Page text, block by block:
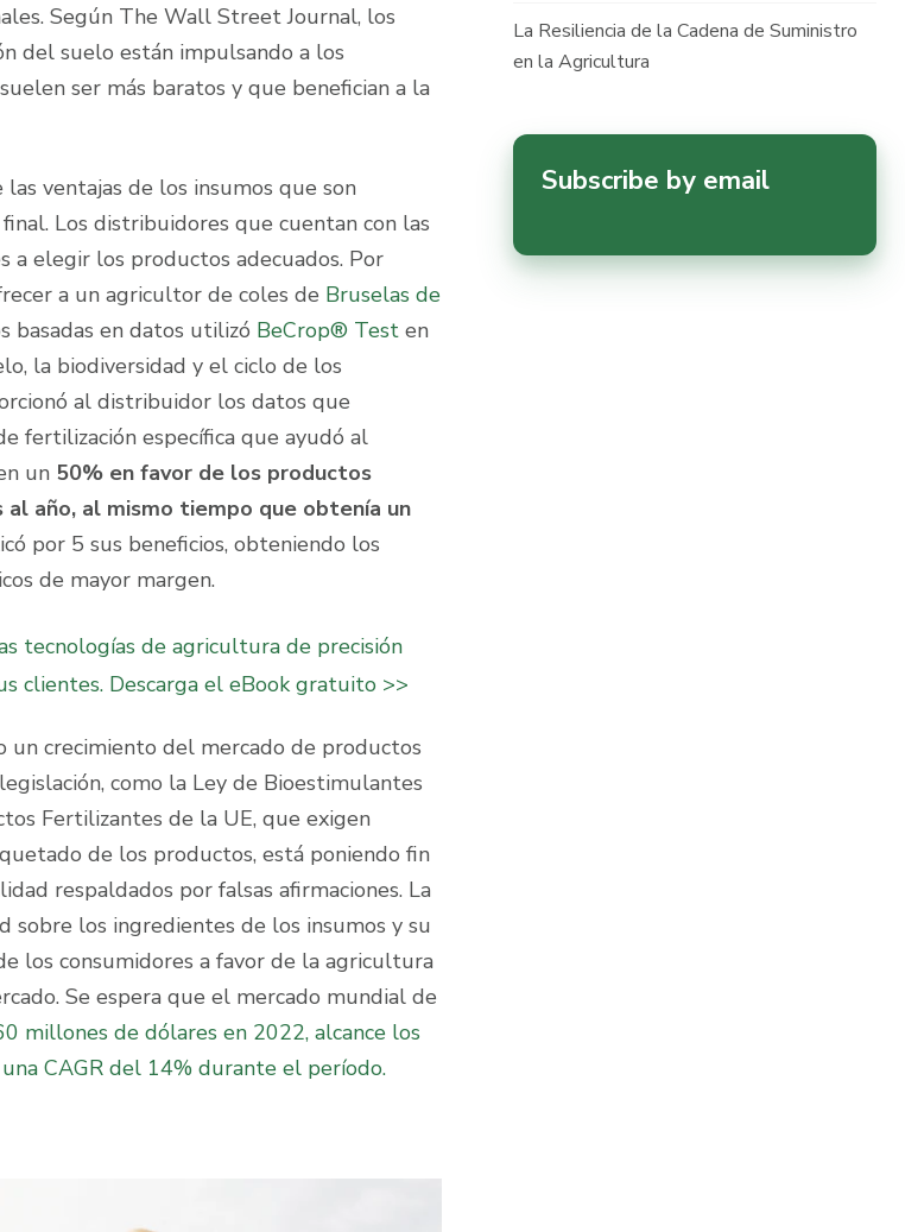
Según The Wall Street Journal, los
del suelo están impulsando a los
ser más baratos y que benefician a la
ventajas de los insumos que son
Los distribuidores que cuentan con las
a elegir los productos adecuados. Por
a un agricultor de coles de Bruselas de
basadas en datos utilizó BeCrop® Testen
la biodiversidad y el ciclo de los
al distribuidor los datos que
fertilización específica que ayudó al
un 50% en favor de los productos
año, al mismo tiempo que obtenía un
por 5 sus beneficios, obteniendo los
de mayor margen.
tecnologías de agricultura de precisión
clientes. Descarga el eBook gratuito >>
crecimiento del mercado de productos
como la Ley de Bioestimulantes
Fertilizantes de la UE, que exigen
de los productos, está poniendo fin
respaldados por falsas afirmaciones. La
sobre los ingredientes de los insumos y su
los consumidores a favor de la agricultura
Se espera que el mercado mundial de
millones de dólares en 2022, alcance los
CAGR del 14% durante el período.
La Resiliencia de la Cadena de Suministro
en la Agricultura
Subscribe by email